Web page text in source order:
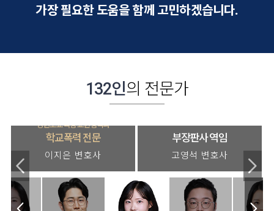
가장 필요한 도움을 함께 고민하겠습니다.
132인의 전문가
강원도교육청 교원정책과
학교폭력 전문
이지은 변호사
부장판사 역임
고영석 변호사